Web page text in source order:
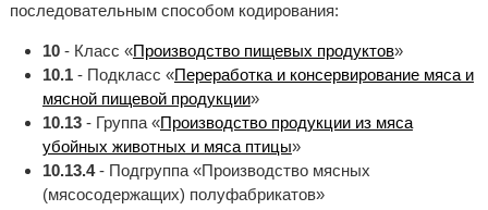
последовательным способом кодирования:
10- Класс «Производство пищевых продуктов»
10.1- Подкласс «Переработка и консервирование мяса и
мясной пищевой продукции»
10.13- Группа «Производство продукции из мяса
убойных животных и мяса птицы»
10.13.4- Подгруппа «Производство мясных
(мясосодержащих) полуфабрикатов»